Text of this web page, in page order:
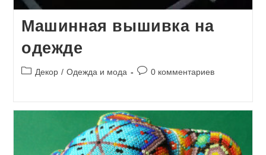
Машинная вышивка на
одежде
Рубрика
Декор / Одежда и мода
Комментарии
0 комментариев